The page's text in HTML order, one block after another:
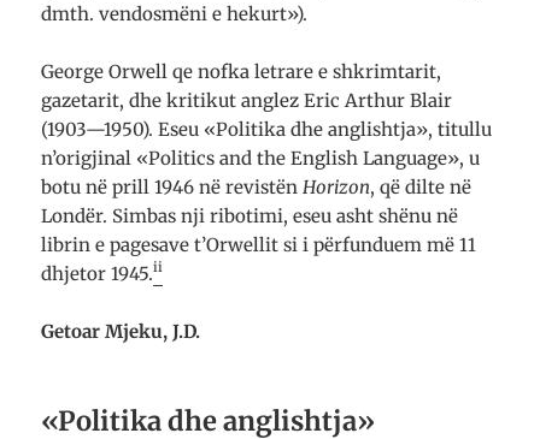
dmth. vendosmëni e hekurt»).
George Orwell qe nofka letrare e shkrimtarit,
gazetarit, dhe kritikut anglez Eric Arthur Blair
(1903—1950). Eseu «Politika dhe anglishtja», titullu
n’origjinal «Politics and the English Language», u
botu në prill 1946 në revistën Horizon, që dilte në
Londër. Simbas nji ribotimi, eseu asht shënu në
librin e pagesave t’Orwellit si i përfunduem më 11
dhjetor 1945.ii
Getoar Mjeku, J.D.
«Politika dhe anglishtja»